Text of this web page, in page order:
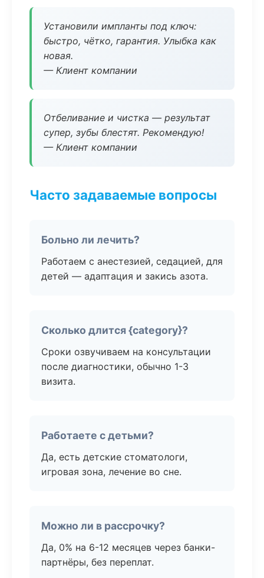
Установили импланты под ключ:
быстро, чётко, гарантия. Улыбка как
новая.
— Клиент компании
Отбеливание и чистка — результат
супер, зубы блестят. Рекомендую!
— Клиент компании
Часто задаваемые вопросы
Больно ли лечить?
Работаем с анестезией, седацией, для
детей — адаптация и закись азота.
Сколько длится {category}?
Сроки озвучиваем на консультации
после диагностики, обычно 1-3
визита.
Работаете с детьми?
Да, есть детские стоматологи,
игровая зона, лечение во сне.
Можно ли в рассрочку?
Да, 0% на 6-12 месяцев через банки-
партнёры, без переплат.